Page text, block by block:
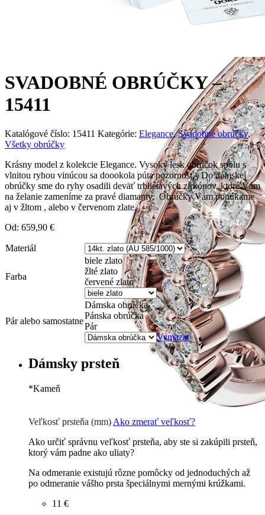
SVADOBNÉ OBRÚČKY –
15411
Katalógové číslo: 15411 Kategórie: Elegance, Svadobné obrúčky,
Všetky obrúčky
Krásny model z kolekcie Elegance. Vysoký lesk obrúčok spolu s
vlnitou ryhou vinúcou sa doookola púta pozornosť . Do dámskej
obrúčky sme do ryhy osadili deväť trblietavých zirkónov, ktoré Vám
na želanie zameníme za pravé diamanty. Obrúčky Vám ponúkame
aj v žltom , alebo v červenom zlate.
Od: 659,90 €
Materiál
Farba
biele zlato
žlté zlato
červené zlato
Pár alebo samostatne
Dámska obrúčka
Pánska obrúčka
Pár
Vymazať
Dámsky prsteň
*Kameň
Briliant G-H/Si1-2
342
Veľkosť prsteňa (mm) Ako zmerať veľkosť?
Ako určiť správnu veľkosť prsteňa, aby ste si zakúpili prsteň,
ktorý vám padne ako uliaty?
Na odmeranie existujú rôzne pomôcky od jednoduchých až
po odmeranie vášho prsta špeciálnymi mernými krúžkami.
11 €